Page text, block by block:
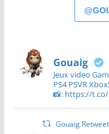
Gouaig
Jeux video
PS4 PSVR
📸: https://
Gouaig